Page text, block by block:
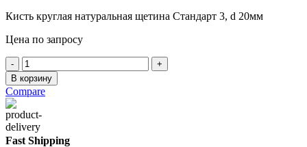
Кисть круглая натуральная щетина Стандарт 3, d 20мм
Цена по запросу
Количество
товара
Кисть
круглая
3,
d
20мм
В корзину
Compare
Fast Shipping